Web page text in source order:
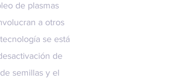
de plasmas
a otros
se está
de
semillas y el